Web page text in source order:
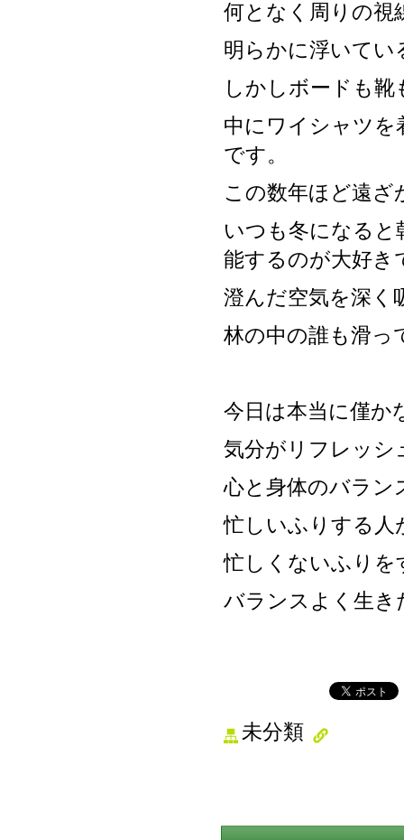
何となく周りの視
明らかに浮いてい
しかしボードも
中にワイシャツ
です。
この数年ほど遠
いつも冬になる
能するのが大好き
澄んだ空気を深く
林の中の誰も滑っ
今日は本当に僅か
気分がリフレッシ
心と身体のバラン
忙しいふりする人
忙しくないふりを
バランスよく生き
未分類